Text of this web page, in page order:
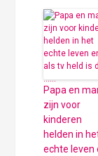
Papa en
zijn voor
kinderen
helden in
echte leven